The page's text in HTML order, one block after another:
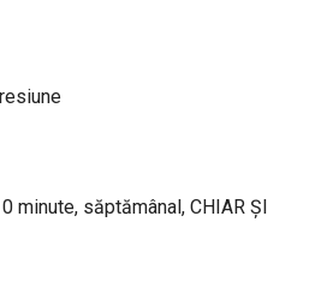
minute, săptămânal, CHIAR ȘI